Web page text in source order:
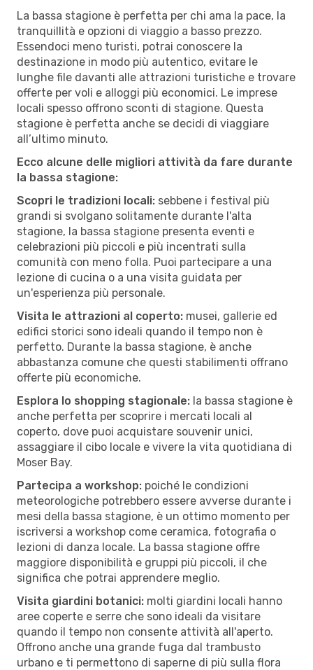
La bassa stagione è perfetta per chi ama la pace, la
tranquillità e opzioni di viaggio a basso prezzo.
Essendoci meno turisti, potrai conoscere la
destinazione in modo più autentico, evitare le
lunghe file davanti alle attrazioni turistiche e trovare
offerte per voli e alloggi più economici. Le imprese
locali spesso offrono sconti di stagione. Questa
stagione è perfetta anche se decidi di viaggiare
all’ultimo minuto.
Ecco alcune delle migliori attività da fare durante
la bassa stagione:
Scopri le tradizioni locali: sebbene i festival più
grandi si svolgano solitamente durante l'alta
stagione, la bassa stagione presenta eventi e
celebrazioni più piccoli e più incentrati sulla
comunità con meno folla. Puoi partecipare a una
lezione di cucina o a una visita guidata per
un'esperienza più personale.
Visita le attrazioni al coperto: musei, gallerie ed
edifici storici sono ideali quando il tempo non è
perfetto. Durante la bassa stagione, è anche
abbastanza comune che questi stabilimenti offrano
offerte più economiche.
Esplora lo shopping stagionale: la bassa stagione è
anche perfetta per scoprire i mercati locali al
coperto, dove puoi acquistare souvenir unici,
assaggiare il cibo locale e vivere la vita quotidiana di
Moser Bay.
Partecipa a workshop: poiché le condizioni
meteorologiche potrebbero essere avverse durante i
mesi della bassa stagione, è un ottimo momento per
iscriversi a workshop come ceramica, fotografia o
lezioni di danza locale. La bassa stagione offre
maggiore disponibilità e gruppi più piccoli, il che
significa che potrai apprendere meglio.
Visita giardini botanici: molti giardini locali hanno
aree coperte e serre che sono ideali da visitare
quando il tempo non consente attività all'aperto.
Offrono anche una grande fuga dal trambusto
urbano e ti permettono di saperne di più sulla flora